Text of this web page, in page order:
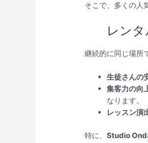
そこで、多くの人
レン
継続的に同じ場所
生徒さんの
集客力の向
なります。
レッスン演
特に、Studio